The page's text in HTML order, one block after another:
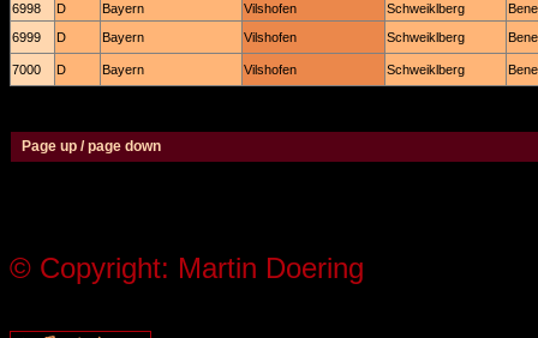
6998
D Bayern Vilshofen Schweiklberg
6999
D Bayern Vilshofen Schweiklberg
7000 D Bayern Vilshofen Schweiklberg
Page up / page down
© Copyright: Martin Doering